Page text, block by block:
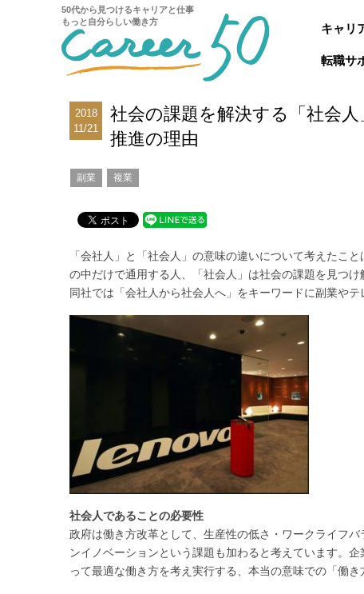
50代から見つけるキャリアと仕事
もっと自分らしい働き方
キャリ
転職サ
2018
11/21
社会の課題を解決する「社会
推進の理由
副業 複業
「会社人」と「社会人」の意味の違いについて考えたこ
の中だけで通用する人、「社会人」は社会の課題を見つ
同社では「会社人から社会人へ」をキーワードに副業や
社会人であることの必要性
政府は働き方改革として、生産性の低さ・ワークライフ
ンイノベーションという課題も加わると考えています。
って最適な働き方を考え実行する、本当の意味での「働